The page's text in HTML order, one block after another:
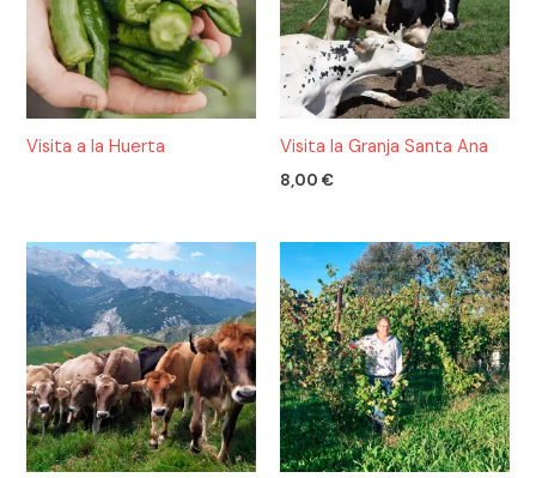
Visita a la Huerta Visita la Granja Santa Ana
8,00 €